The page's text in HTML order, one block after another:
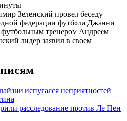
Зеленский провел беседу
федерации футбола Джанни
тренером Андреем
лидер заявил в своем
испугался неприятностей
расследование против Ле Пен